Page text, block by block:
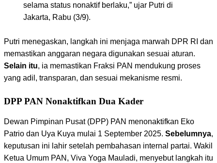
selama status nonaktif berlaku,” ujar Putri di
Jakarta, Rabu (3/9).
Putri menegaskan, langkah ini menjaga marwah DPR RI dan
memastikan anggaran negara digunakan sesuai aturan.
Selain itu, ia memastikan Fraksi PAN mendukung proses
yang adil, transparan, dan sesuai mekanisme resmi.
DPP PAN Nonaktifkan Dua Kader
Dewan Pimpinan Pusat (DPP) PAN menonaktifkan Eko
Patrio dan Uya Kuya mulai 1 September 2025. Sebelumnya,
keputusan ini lahir setelah pembahasan internal partai. Wakil
Ketua Umum PAN, Viva Yoga Mauladi, menyebut langkah itu